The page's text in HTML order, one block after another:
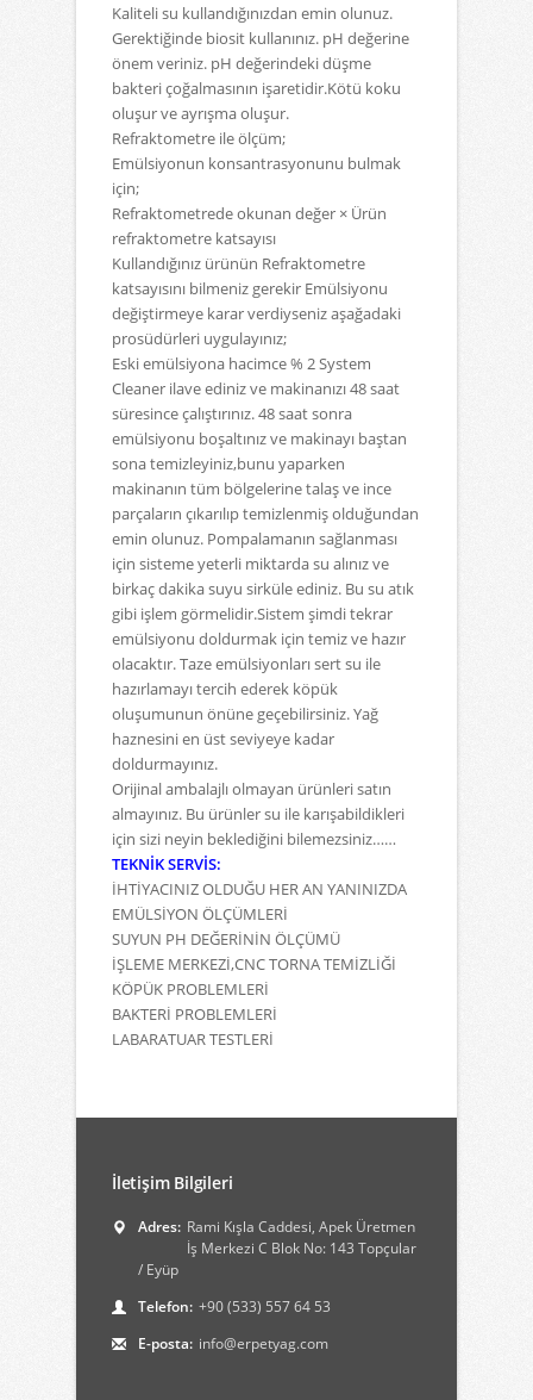
Kaliteli su kullandığınızdan emin olunuz.
Gerektiğinde biosit kullanınız. pH değerine
önem veriniz. pH değerindeki düşme
bakteri çoğalmasının işaretidir.Kötü koku
oluşur ve ayrışma oluşur.
Refraktometre ile ölçüm;
Emülsiyonun konsantrasyonunu bulmak
için;
Refraktometrede okunan değer × Ürün
refraktometre katsayısı
Kullandığınız ürünün Refraktometre
katsayısını bilmeniz gerekir Emülsiyonu
değiştirmeye karar verdiyseniz aşağadaki
prosüdürleri uygulayınız;
Eski emülsiyona hacimce % 2 System
Cleaner ilave ediniz ve makinanızı 48 saat
süresinceçalıştırınız. 48 saat sonra
emülsiyonu boşaltınız ve makinayı baştan
sona temizleyiniz,bunu yaparken
makinanın tüm bölgelerine talaş ve ince
parçaların çıkarılıp temizlenmiş olduğundan
emin olunuz. Pompalamanın sağlanması
için sisteme yeterli miktarda su alınız ve
birkaç dakika suyu sirküleediniz. Bu su atık
gibi işlem görmelidir.Sistem şimdi tekrar
emülsiyonu doldurmak için temiz ve hazır
olacaktır.Taze emülsiyonları sert su ile
hazırlamayı tercih ederek köpük
oluşumunun önüne geçebilirsiniz.Yağ
haznesini en üst seviyeye kadar
doldurmayınız.
Orijinal ambalajlı olmayan ürünleri satın
almayınız. Bu ürünler su ile karışabildikleri
için sizi neyin beklediğini bilemezsiniz……
TEKNİK SERVİS:
İHTİYACINIZ OLDUĞU HER AN YANINIZDA
EMÜLSİYON ÖLÇÜMLERİ
SUYUN PH DEĞERİNİN ÖLÇÜMÜ
İŞLEME MERKEZİ,CNC TORNA TEMİZLİĞİ
KÖPÜK PROBLEMLERİ
BAKTERİ PROBLEMLERİ
LABARATUAR TESTLERİ
İletişim Bilgileri
Adres: Rami Kışla Caddesi, Apek Üretmen
İş Merkezi C Blok No: 143 Topçular
/ Eyüp
Telefon: +90 (533) 557 64 53
E-posta: info@erpetyag.com